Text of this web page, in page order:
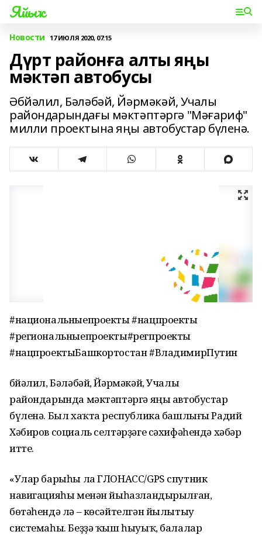
Яйыҡ
Новости 17 ИЮЛЯ 2020, 07:15
Дүрт районға алты яңы
мәктәп автобусы
Әбйәлил, Бәләбәй, Йәрмәкәй, Учалы
райондарындағы мәктәптәргә "Мәғариф"
милли проектына яңы автобустар бүленә.
#национальныепроекты #нацпроекты
#региональныепроекты#регпроекты
#нацпроектыБашкортостан #ВладимирПутин
Әбйәлил, Бәләбәй, Йәрмәкәй, Учалы
райондарында мәктәптәргә яңы автобустар
бүленә. Был хаҡта республика башлығы Радий
Хәбиров социаль селтәрҙәге сәхифәһендә хәбәр
итте.
«Улар барыһы ла ГЛОНАСС/GPS спутник
навигацияһы менән йыһазландырылған,
бөтәһендә лә – көсәйтелгән йылытыу
системаһы. Беҙҙә ҡыш һыуыҡ, балалар